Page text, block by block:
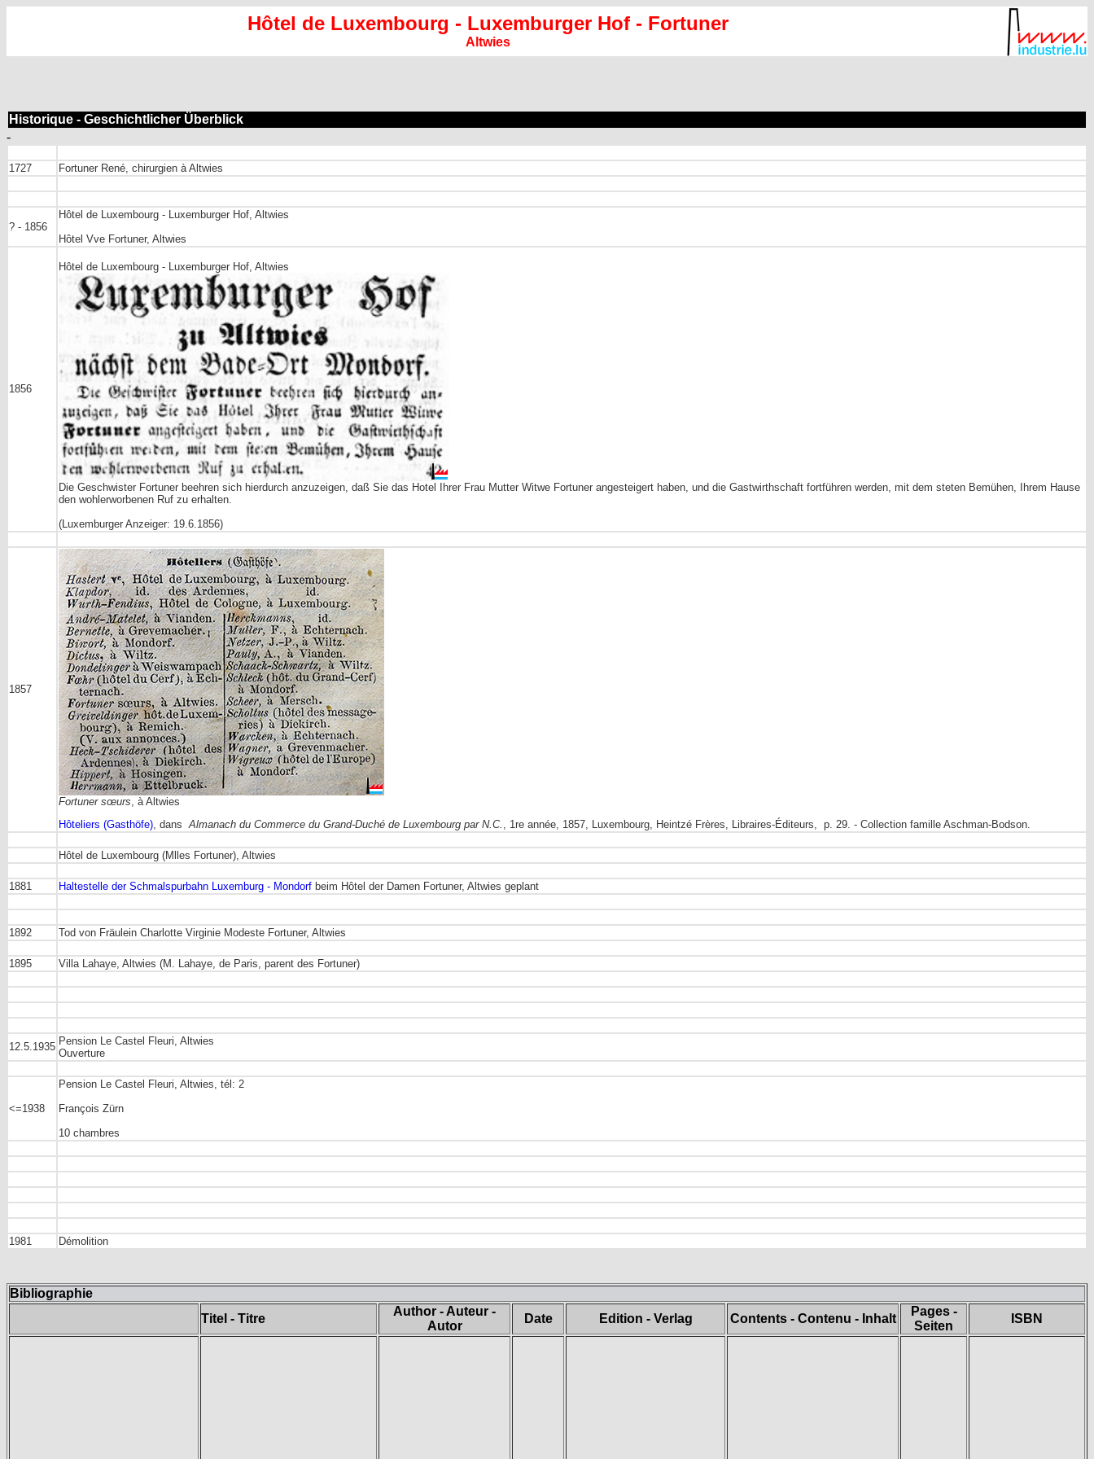
Hôtel de Luxembourg - Luxemburger Hof - Fortuner
Altwies
Historique - Geschichtlicher Überblick
-
1727 Fortuner René, chirurgien à Altwies
? - 1856
Hôtel de Luxembourg - Luxemburger Hof, Altwies
Hôtel Vve Fortuner, Altwies
1856
Hôtel de Luxembourg - Luxemburger Hof, Altwies
Die Geschwister Fortuner beehren sich hierdurch anzuzeigen, daß Sie das Hotel Ihrer Frau Mutter Witwe Fortuner angesteigert haben, und die Gastwirthschaft fortführen werden, mit dem steten Bemühen, Ihrem Hause
den wohlerworbenen Ruf zu erhalten.
(Luxemburger Anzeiger: 19.6.1856)
1857
Fortuner sœurs , à Altwies
Hôteliers (Gasthöfe) , dans Almanach du Commerce du Grand-Duché de Luxembourg par N.C. , 1re année, 1857, Luxembourg, Heintzé Frères, Libraires-Éditeurs, p. 29. - Collection famille Aschman-Bodson.
Hôtel de Luxembourg (Mlles Fortuner), Altwies
1881 Haltestelle der Schmalspurbahn Luxemburg - Mondorf beim Hôtel der Damen Fortuner, Altwies geplant
1892 Tod von Fräulein Charlotte Virginie Modeste Fortuner, Altwies
1895 Villa Lahaye, Altwies (M. Lahaye, de Paris, parent des Fortuner)
12.5.1935 Pension Le Castel Fleuri, Altwies
Ouverture
<=1938
Pension Le Castel Fleuri, Altwies, tél: 2
François Zürn
10 chambres
1981 Démolition
Bibliographie
Titel - Titre
Author - Auteur -
Autor
Date Edition - Verlag Contents - Contenu - Inhalt
Pages -
Seiten
ISBN